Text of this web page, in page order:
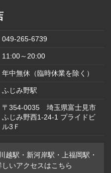
049-265-6739
11:00～20:00
年中無休（臨時休業を除く）
ふじみ野駅
〒354-0035 埼玉県富士見市
ふじみ野西1-24-1 プライドビ
ル3Ｆ
越駅・新河岸駅・上福岡駅・
いアクセスはこちら